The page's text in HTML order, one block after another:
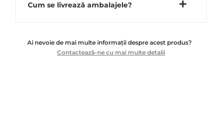
Cum se livrează ambalajele?
Ai nevoie de mai multe informații despre acest produs?
Contactează-ne cu mai multe detalii